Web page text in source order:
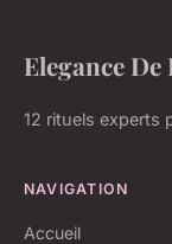
Elegance De
12 rituels experts
NAVIGATION
Accueil